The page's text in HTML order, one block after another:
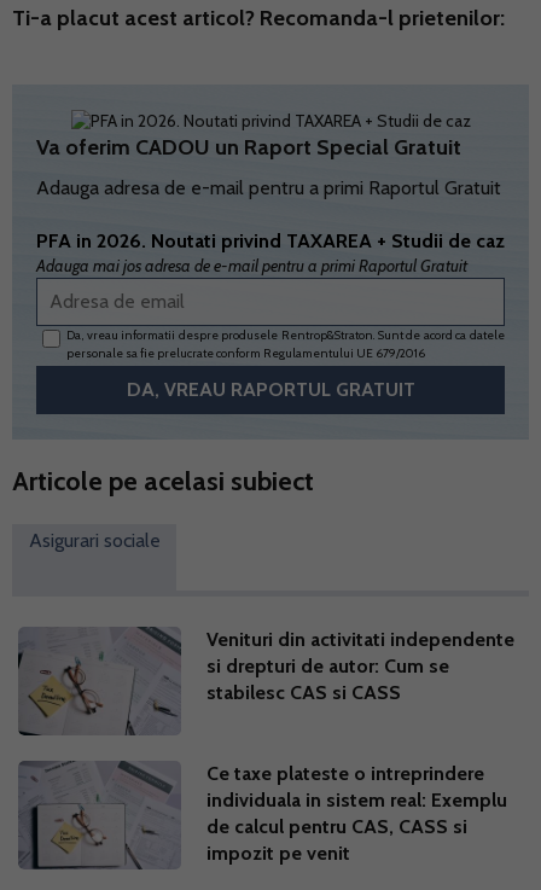
Ti-a placut acest articol? Recomanda-l prietenilor:
Va oferim CADOU un Raport Special Gratuit
Adauga adresa de e-mail pentru a primi Raportul Gratuit
PFA in 2026. Noutati privind TAXAREA + Studii de caz
Adauga mai jos adresa de e-mail pentru a primi Raportul Gratuit
Da, vreau informatii despre produsele Rentrop&Straton. Sunt de acord ca datele
personale sa fie prelucrate conform Regulamentului UE 679/2016
Articole pe acelasi subiect
Asigurari sociale
Venituri din activitati independente
si drepturi de autor: Cum se
stabilesc CAS si CASS
Ce taxe plateste o intreprindere
individuala in sistem real: Exemplu
de calcul pentru CAS, CASS si
impozit pe venit